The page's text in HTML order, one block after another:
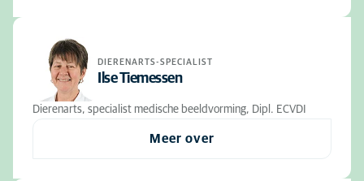
DIERENARTS-SPECIALIST
Ilse Tiemessen
Dierenarts, specialist medische beeldvorming, Dipl. ECVDI
Meer over